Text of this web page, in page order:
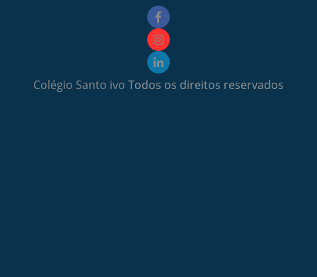
Colégio Santo ivo Todos os direitos reservados